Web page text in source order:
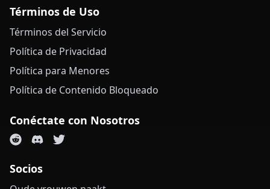
Términos de Uso
Términos del Servicio
Política de Privacidad
Política para Menores
Política de Contenido Bloqueado
Conéctate con Nosotros
Socios